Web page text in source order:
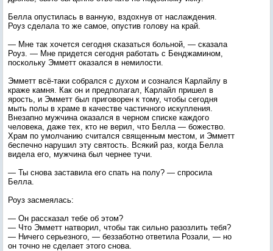
Белла опустилась в ванную, вздохнув от наслаждения.
Роуз сделала то же самое, опустив голову на край.
— Мне так хочется сегодня сказаться больной, — сказала
Роуз. — Мне придется сегодня работать с Бенджамином,
поскольку Эмметт оказался в немилости.
Эмметт всё-таки собрался с духом и сознался Карлайлу в
краже камня. Как он и предполагал, Карлайл пришел в
ярость, и Эмметт был приговорен к тому, чтобы сегодня
мыть полы в храме в качестве частичного искупления.
Внезапно мужчина оказался в черном списке каждого
человека, даже тех, кто не верил, что Белла — божество.
Храм по умолчанию считался священным местом, и Эмметт
беспечно нарушил эту святость. Всякий раз, когда Белла
видела его, мужчина был чернее тучи.
— Ты снова заставила его спать на полу? — спросила
Белла.
Роуз засмеялась:
— Он рассказал тебе об этом?
— Что Эмметт натворил, чтобы так сильно разозлить тебя?
— Ничего серьезного, — беззаботно ответила Розали, — но
он точно не сделает этого снова.